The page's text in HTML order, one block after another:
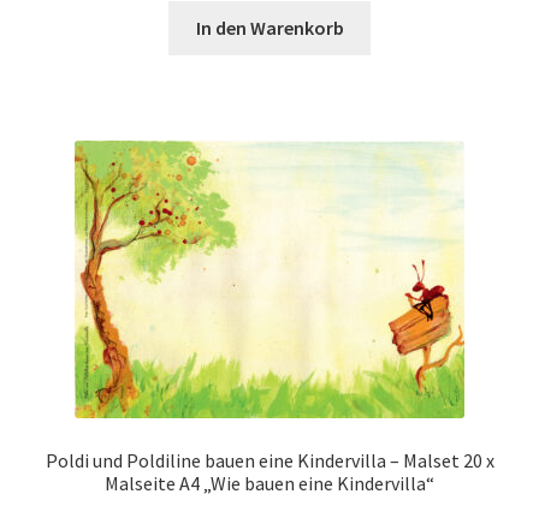
In den Warenkorb
Poldi und Poldiline bauen eine Kindervilla – Malset 20 x
Malseite A4 „Wie bauen eine Kindervilla“